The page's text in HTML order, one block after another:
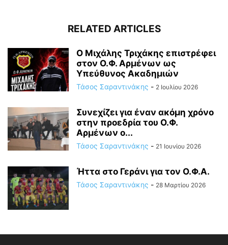
RELATED ARTICLES
Ο Μιχάλης Τριχάκης επιστρέφει
στον Ο.Φ. Αρμένων ως
Υπεύθυνος Ακαδημιών
Τάσος Σαραντινάκης - 2 Ιουλίου 2026
Συνεχίζει για έναν ακόμη χρόνο
στην προεδρία του Ο.Φ.
Αρμένων ο...
Τάσος Σαραντινάκης - 21 Ιουνίου 2026
Ήττα στο Γεράνι για τον Ο.Φ.Α.
Τάσος Σαραντινάκης - 28 Μαρτίου 2026